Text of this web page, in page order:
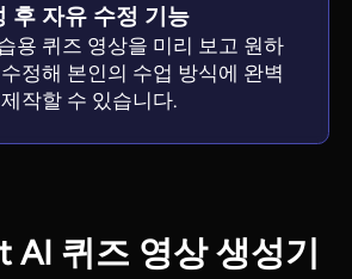
후 자유 수정 기능
용 퀴즈 영상을 미리 보고 원하
정해 본인의 수업 방식에 완벽
작할 수 있습니다.
AI 퀴즈 영상 생성기